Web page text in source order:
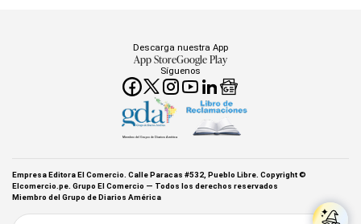
Síguenos
Descarga nuestra App
App StoreGoogle Play
Miembro del Grupo de Diarios América
Empresa Editora El Comercio. Calle Paracas #532, Pueblo Libre. Copyright ©
Elcomercio.pe. Grupo El Comercio — Todos los derechos reservados
Miembro del Grupo de Diarios América